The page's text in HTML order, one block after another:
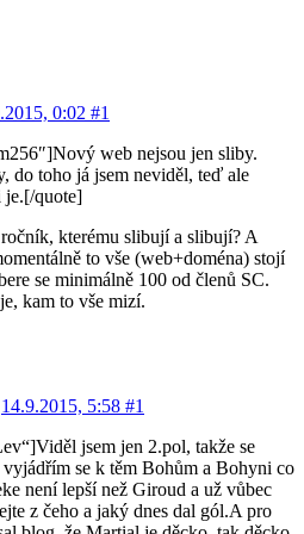
0:02 #1
web nejsou jen sliby.
do toho já jsem neviděl, teď ale
je.[/quote]
kterému slibují a slibují? A
to vše (web+doména) stojí
se minimálně 100 od členů SC.
kam to vše mizí.
14.9.2015, 5:58 #1
jsem jen 2.pol, takže se
se k těm Bohům a Bohyni co
není lepší než Giroud a už vůbec
z čeho a jaký dnes dal gól.A pro